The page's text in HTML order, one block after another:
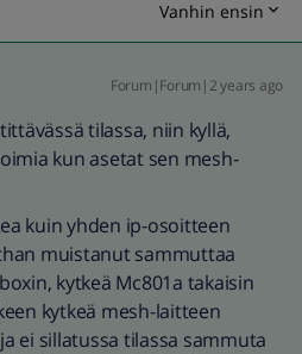
Vanhin ensin
Forum|Forum|2 years ago
tilassa, niin kyllä,
kun asetat sen mesh-
kuin yhden ip-osoitteen
muistanut sammuttaa
kytkeä Mc801a takaisin
kytkeä mesh-laitteen
ei sillatussa tilassa sammuta